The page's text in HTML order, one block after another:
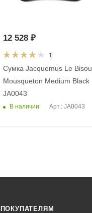
1
Сумка Jacquemus Le Bisou
Mousqueton Medium Black
JA0043
В наличии Арт.: JA0043
12 528 ₽
ПОКУПАТЕЛЯМ